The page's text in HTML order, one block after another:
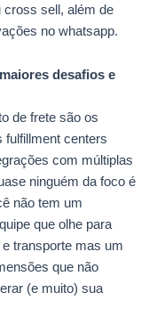
cross sell, além de
no whatsapp.
desafios e
de frete são os
fulfillment centers
com múltiplas
ninguém da foco é
não tem um
que olhe para
transporte mas um
que não
(e muito) sua